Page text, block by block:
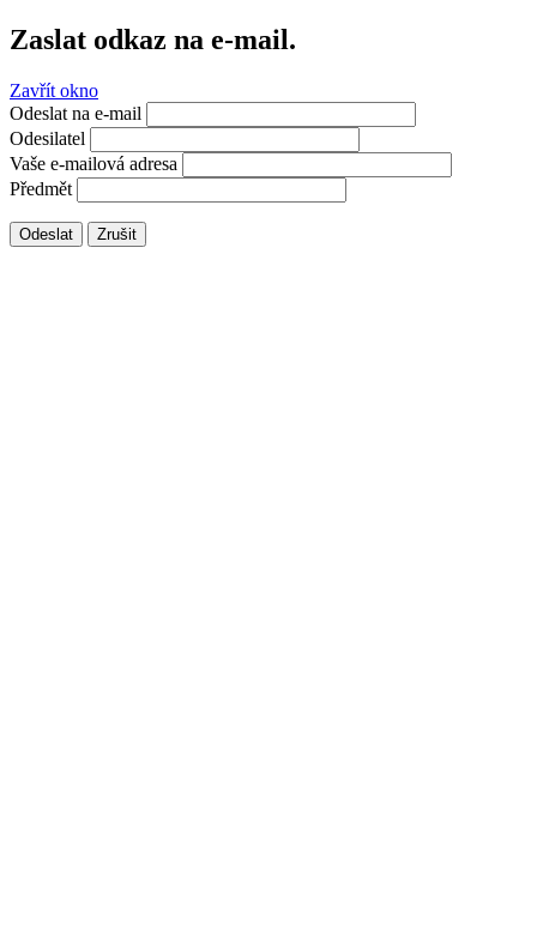
Zaslat odkaz na e-mail.
Zavřít okno
Odeslat na e-mail
Odesilatel
Vaše e-mailová adresa
Předmět
Odeslat Zrušit